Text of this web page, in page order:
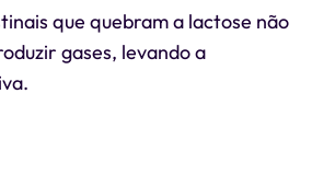
que quebram a lactose não
gases, levando a